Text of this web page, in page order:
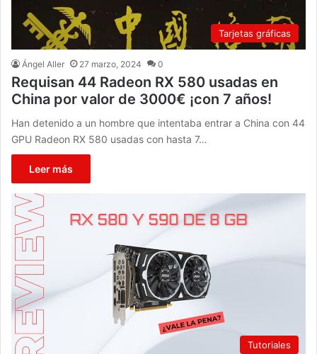
Tarjetas gráficas
Ángel Aller 27 marzo, 2024 0
Requisan 44 Radeon RX 580 usadas en
China por valor de 3000€ ¡con 7 años!
Han detenido a un hombre que intentaba entrar a China con 44
GPU Radeon RX 580 usadas con hasta 7…
Leer más
Tutoriales